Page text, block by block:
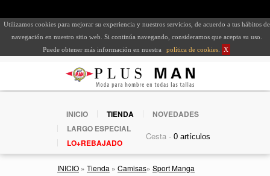
Utilizamos cookies para mejorar su experiencia y nuestros servicios, de acuerdo a tus hábitos de
navegación en nuestro sitio web. Si continúa navegando, consideramos que acepta su uso.
Puede obtener más información en nuestra
política de cookies X
INICIO TIENDA
NOVEDADES
LARGO ESPECIAL
LO+REBAJADO
Cesta -
INICIO » Tienda » Camisas» Sport Manga